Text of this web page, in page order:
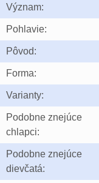
Význam:
Pohlavie:
Pôvod:
Forma:
Varianty:
Podobne znejúce
chlapci:
Podobne znejúce
dievčatá: